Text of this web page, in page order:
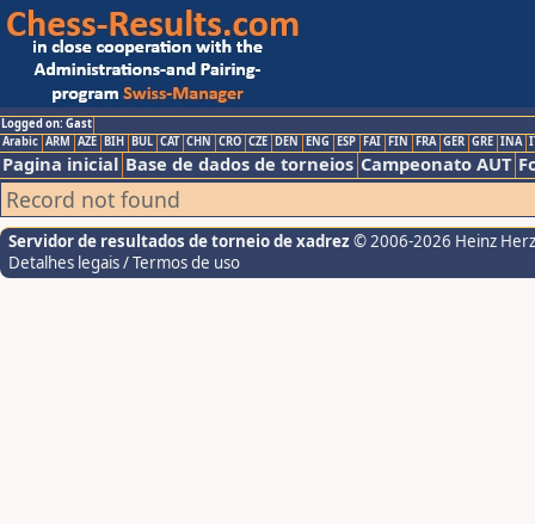
Logged on: Gast
Arabic ARM AZE BIH BUL CAT CHN CRO CZE DEN ENG ESP FAI FIN FRA GER GRE INA
Pagina inicial Base de dados de torneios Campeonato AUT
Record not found
Servidor de resultados de torneio de xadrez © 2006-2026 Heinz
Detalhes legais / Termos de uso